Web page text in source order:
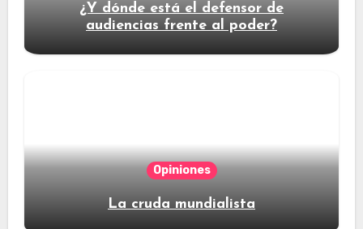
¿Y dónde está el defensor de
audiencias frente al poder?
Opiniones
La cruda mundialista